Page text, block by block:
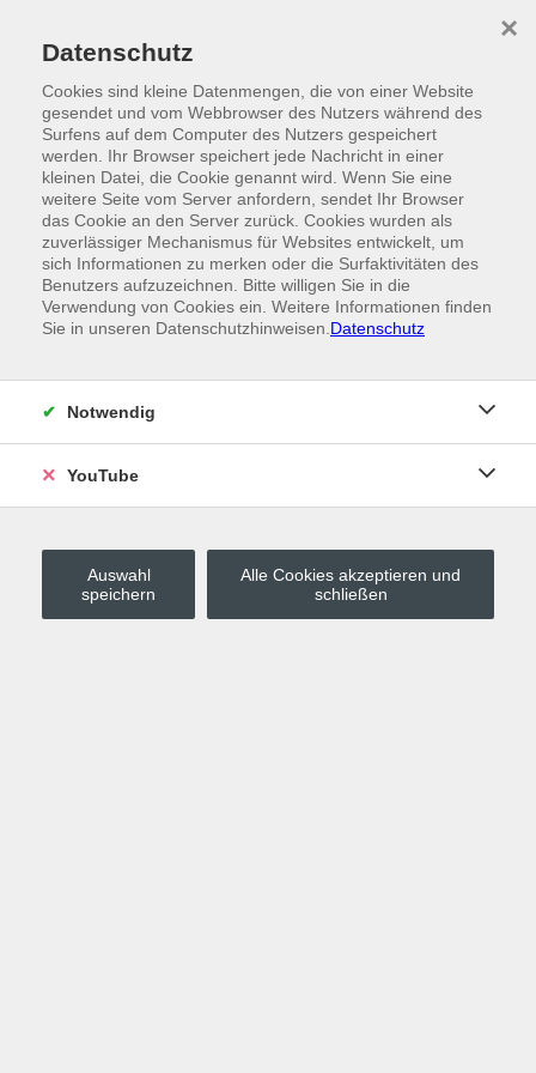
Ein Angebot der
Stadt Leipzig
Datenschutz
Cookies sind kleine Datenmengen, die von einer Website
gesendet und vom Webbrowser des Nutzers während des
Surfens auf dem Computer des Nutzers gespeichert
werden. Ihr Browser speichert jede Nachricht in einer
kleinen Datei, die Cookie genannt wird. Wenn Sie eine
weitere Seite vom Server anfordern, sendet Ihr Browser
das Cookie an den Server zurück. Cookies wurden als
zuverlässiger Mechanismus für Websites entwickelt, um
sich Informationen zu merken oder die Surfaktivitäten des
Benutzers aufzuzeichnen. Bitte willigen Sie in die
Verwendung von Cookies ein. Weitere Informationen finden
Sie in unseren Datenschutzhinweisen. Datenschutz
×
Notwendig
YouTube
Auswahl
speichern
Alle Cookies akzeptieren und
schließen